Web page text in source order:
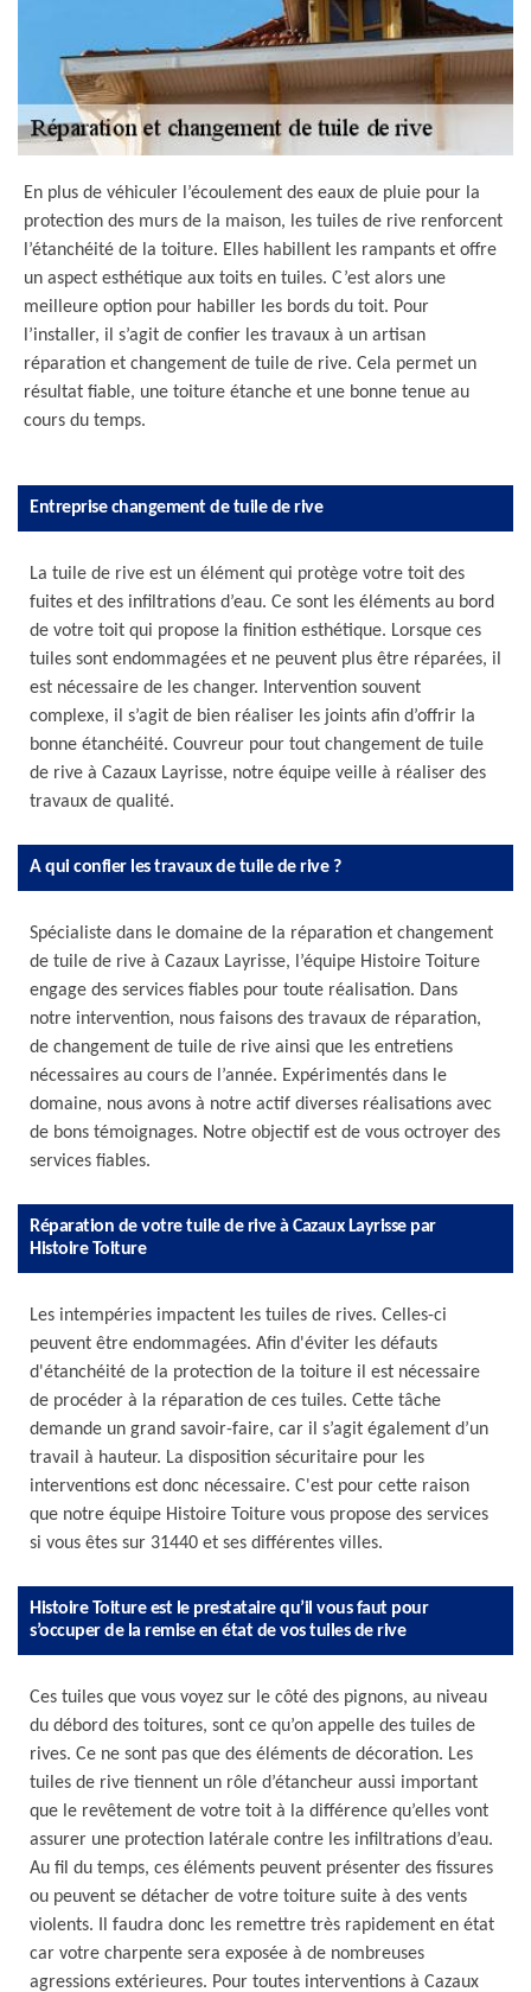
En plus de véhiculer l’écoulement des eaux de pluie pour la
protection des murs de la maison, les tuiles de rive renforcent
l’étanchéité de la toiture. Elles habillent les rampants et offre
un aspect esthétique aux toits en tuiles. C’est alors une
meilleure option pour habiller les bords du toit. Pour
l’installer, il s’agit de confier les travaux à un artisan
réparation et changement de tuile de rive. Cela permet un
résultat fiable, une toiture étanche et une bonne tenue au
cours du temps.
Entreprise changement de tuile de rive
La tuile de rive est un élément qui protège votre toit des
fuites et des infiltrations d’eau. Ce sont les éléments au bord
de votre toit qui propose la finition esthétique. Lorsque ces
tuiles sont endommagées et ne peuvent plus être réparées, il
est nécessaire de les changer. Intervention souvent
complexe, il s’agit de bien réaliser les joints afin d’offrir la
bonne étanchéité. Couvreur pour tout changement de tuile
de rive à Cazaux Layrisse, notre équipe veille à réaliser des
travaux de qualité.
A qui confier les travaux de tuile de rive ?
Spécialiste dans le domaine de la réparation et changement
de tuile de rive à Cazaux Layrisse, l’équipe Histoire Toiture
engage des services fiables pour toute réalisation. Dans
notre intervention, nous faisons des travaux de réparation,
de changement de tuile de rive ainsi que les entretiens
nécessaires au cours de l’année. Expérimentés dans le
domaine, nous avons à notre actif diverses réalisations avec
de bons témoignages. Notre objectif est de vous octroyer des
services fiables.
Réparation de votre tuile de rive à Cazaux Layrisse par
Histoire Toiture
Les intempéries impactent les tuiles de rives. Celles-ci
peuvent être endommagées. Afin d'éviter les défauts
d'étanchéité de la protection de la toiture il est nécessaire
de procéder à la réparation de ces tuiles. Cette tâche
demande un grand savoir-faire, car il s’agit également d’un
travail à hauteur. La disposition sécuritaire pour les
interventions est donc nécessaire. C'est pour cette raison
que notre équipe Histoire Toiture vous propose des services
si vous êtes sur 31440 et ses différentes villes.
Histoire Toiture est le prestataire qu’il vous faut pour
s’occuper de la remise en état de vos tuiles de rive
Ces tuiles que vous voyez sur le côté des pignons, au niveau
du débord des toitures, sont ce qu’on appelle des tuiles de
rives. Ce ne sont pas que des éléments de décoration. Les
tuiles de rive tiennent un rôle d’étancheur aussi important
que le revêtement de votre toit à la différence qu’elles vont
assurer une protection latérale contre les infiltrations d’eau.
Au fil du temps, ces éléments peuvent présenter des fissures
ou peuvent se détacher de votre toiture suite à des vents
violents. Il faudra donc les remettre très rapidement en état
car votre charpente sera exposée à de nombreuses
agressions extérieures. Pour toutes interventions à Cazaux